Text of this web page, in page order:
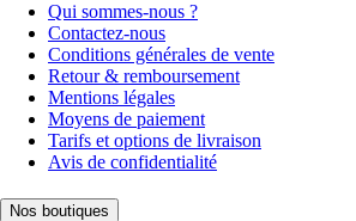
Qui sommes-nous ?
Contactez-nous
Conditions générales de vente
Retour & remboursement
Mentions légales
Moyens de paiement
Tarifs et options de livraison
Avis de confidentialité
Nos boutiques